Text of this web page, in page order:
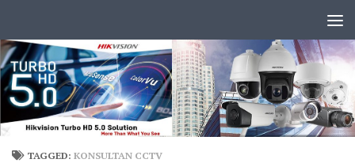
TAGGED:KONSULTAN CCTV